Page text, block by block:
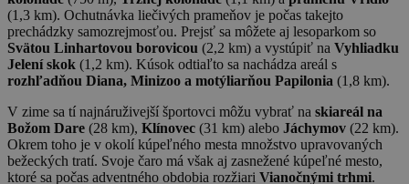
(1,3 km). Ochutnávka liečivých prameňov je počas takejto
prechádzky samozrejmosťou. Prejsť sa môžete aj lesoparkom so
Svätou Linhartovou borovicou (2,2 km) a vystúpiť na Vyhliadku
Jelení skok (1,2 km). Kúsok odtiaľto sa nachádza areál s
rozhľadňou Diana, Minizoo a motýliarňou Papilonia (1,8 km).
V zime sa tí najnáruživejší športovci môžu vybrať na skiareál na
Božom Dare (28 km), Klínovec (31 km) alebo Jáchymov (22 km).
Okrem toho je v okolí kúpeľného mesta množstvo upravovaných
bežeckých tratí. Svoje čaro má však aj zasnežené kúpeľné mesto,
ktoré sa počas adventného obdobia rozžiari Vianočnými trhmi.